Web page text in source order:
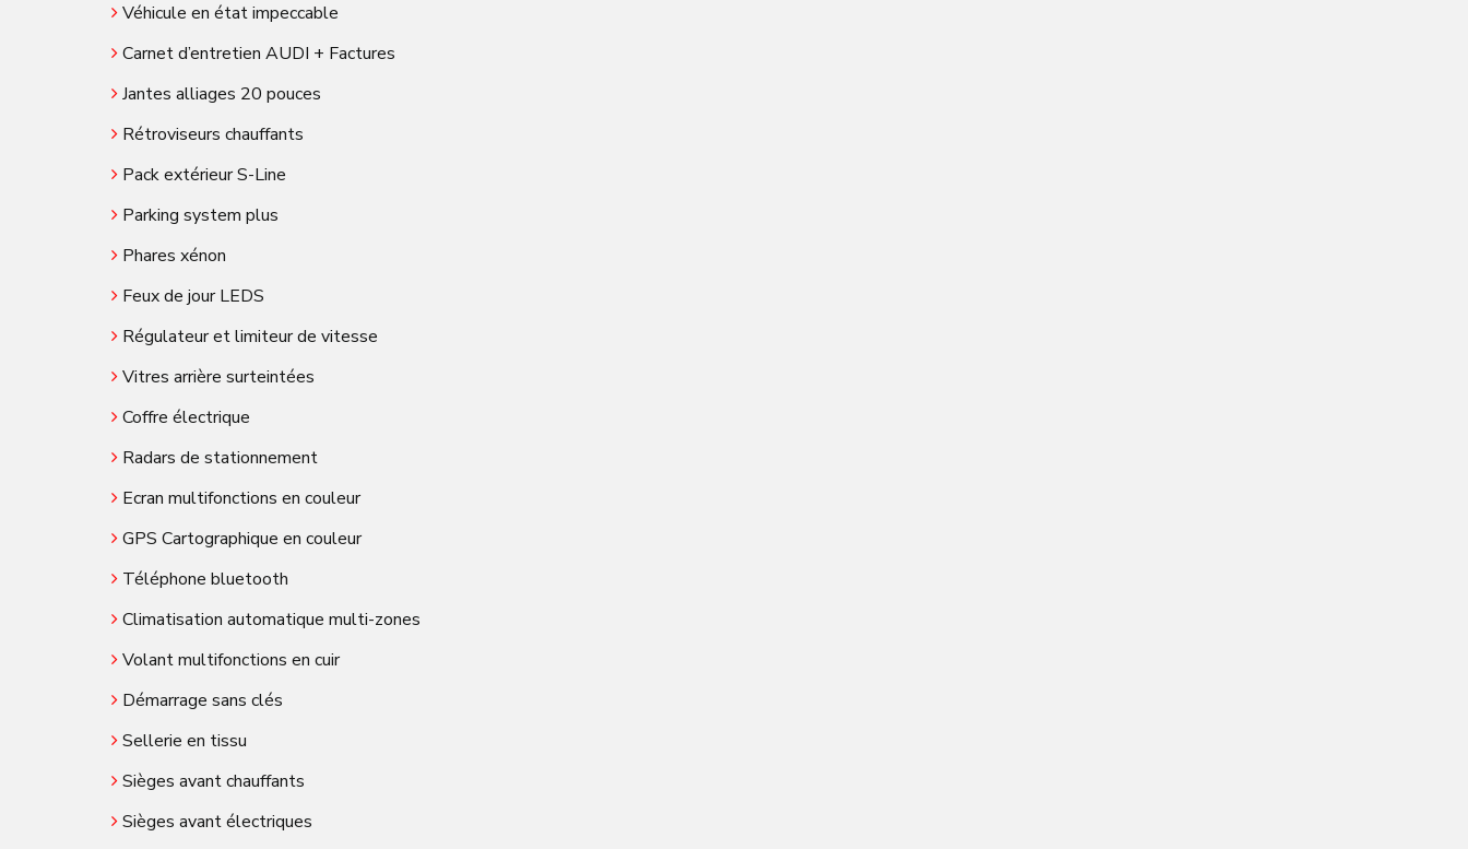
Véhicule en état impeccable
Carnet d’entretien AUDI + Factures
Jantes alliages 20 pouces
Rétroviseurs chauffants
Pack extérieur S-Line
Parking system plus
Phares xénon
Feux de jour LEDS
Régulateur et limiteur de vitesse
Vitres arrière surteintées
Coffre électrique
Radars de stationnement
Ecran multifonctions en couleur
GPS Cartographique en couleur
Téléphone bluetooth
Climatisation automatique multi-zones
Volant multifonctions en cuir
Démarrage sans clés
Sellerie en tissu
Sièges avant chauffants
Sièges avant électriques